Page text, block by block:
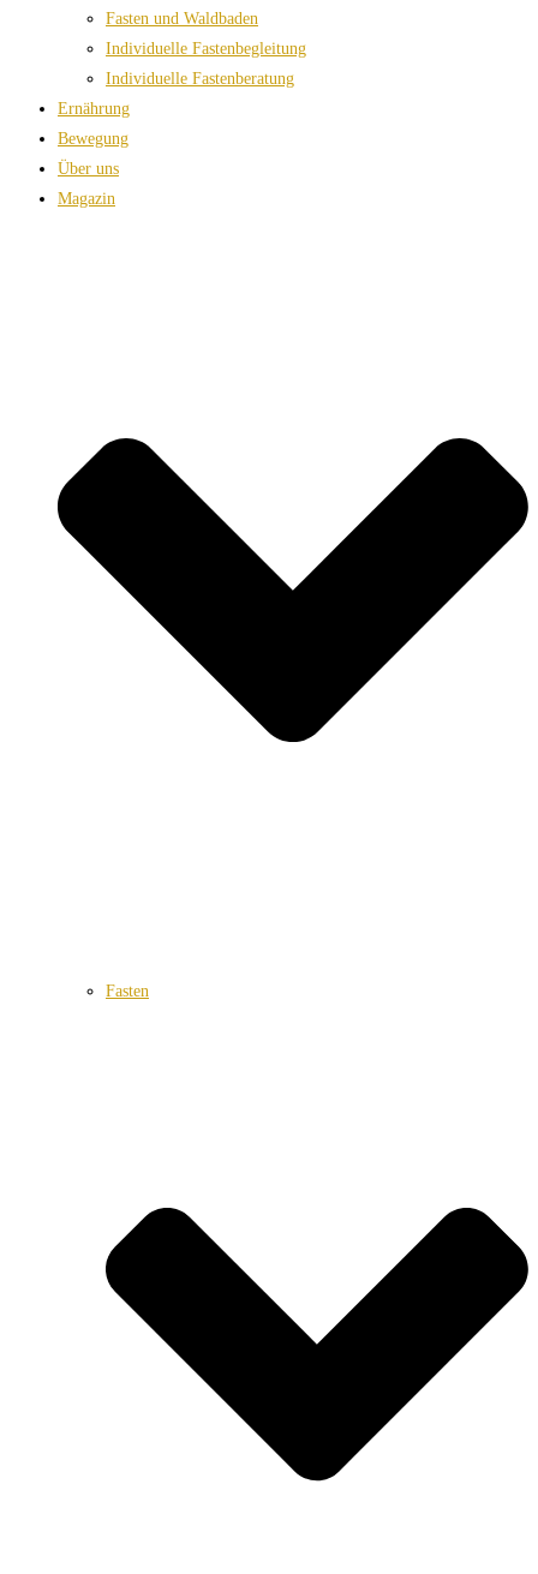
Fasten und Waldbaden
Individuelle Fastenbegleitung
Individuelle Fastenberatung
Ernährung
Bewegung
Über uns
Magazin
Fasten